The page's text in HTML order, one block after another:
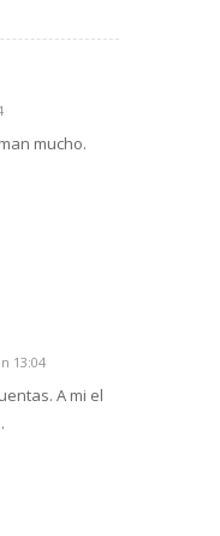
mucho.
13:04
A mi el